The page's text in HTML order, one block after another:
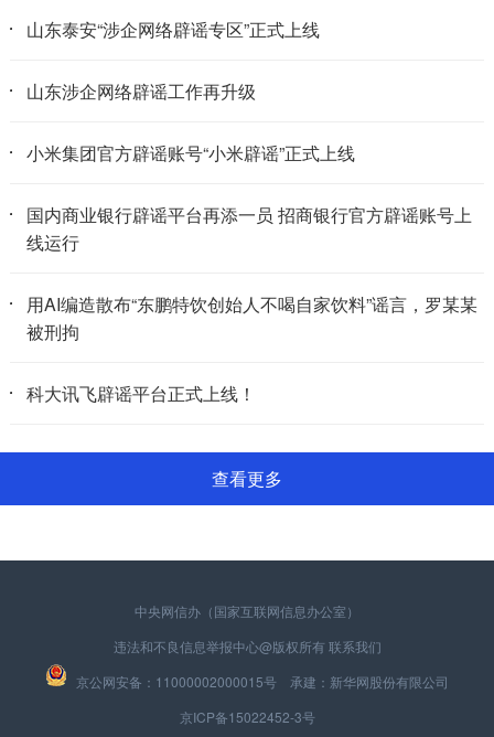
山东泰安“涉企网络辟谣专区”正式上线
山东涉企网络辟谣工作再升级
小米集团官方辟谣账号“小米辟谣”正式上线
国内商业银行辟谣平台再添一员 招商银行官方辟谣账号上
线运行
用AI编造散布“东鹏特饮创始人不喝自家饮料”谣言，罗某某
被刑拘
科大讯飞辟谣平台正式上线！
查看更多
中央网信办（国家互联网信息办公室）
违法和不良信息举报中心@版权所有 联系我们
京公网安备：11000002000015号 承建：新华网股份有限公司
京ICP备15022452-3号